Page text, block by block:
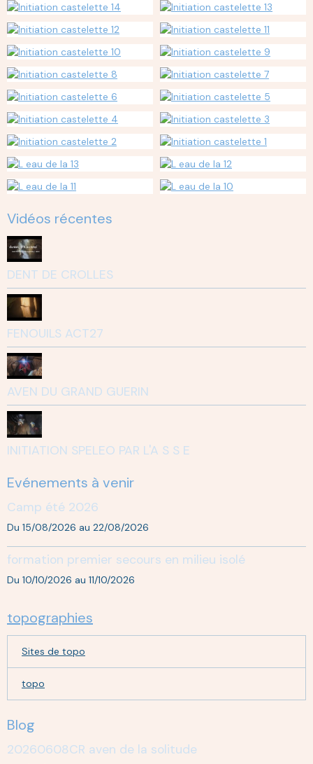
Vidéos récentes
DENT DE CROLLES
FENOUILS ACT27
AVEN DU GRAND GUERIN
INITIATION SPELEO PAR L'A S S E
Evénements à venir
Camp été 2026
Du 15/08/2026 au 22/08/2026
formation premier secours en milieu isolé
Du 10/10/2026 au 11/10/2026
topographies
Sites de topo
topo
Blog
20260608CR aven de la solitude